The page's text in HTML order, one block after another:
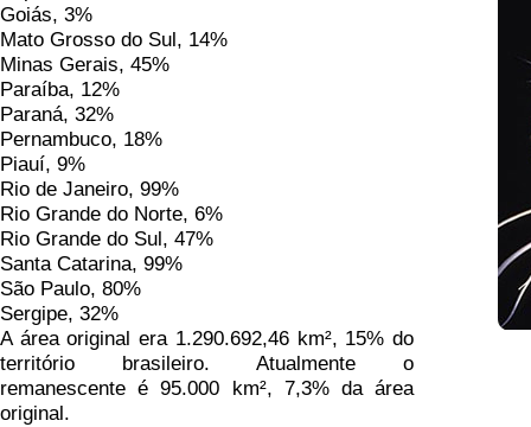
Goiás, 3%
Mato Grosso do Sul, 14%
Minas Gerais, 45%
Paraíba, 12%
Paraná, 32%
Pernambuco, 18%
Piauí, 9%
Rio de Janeiro, 99%
Rio Grande do Norte, 6%
Rio Grande do Sul, 47%
Santa Catarina, 99%
São Paulo, 80%
Sergipe, 32%
A área original era 1.290.692,46 km², 15% do
território brasileiro. Atualmente o
remanescente é 95.000 km², 7,3% da área
original.